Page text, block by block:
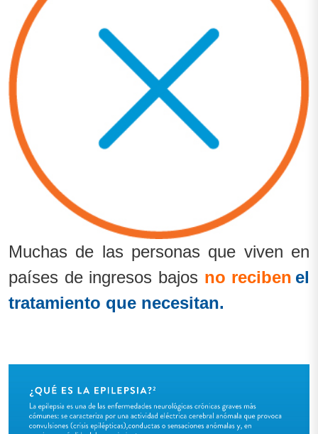
Muchas de las personas que viven en
países de ingresos bajos no reciben el
tratamiento que necesitan.